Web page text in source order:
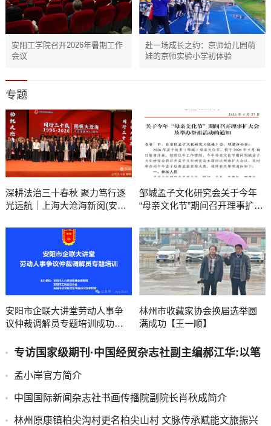
安阳工学院召开2026年暑期工作
会议
赴一场成长之约：京师幼儿园萌
娃的京师实验小学初体验
专题
深耕法治三十春秋 聚力笃行逐
光远航｜上海大沧海新闵(安阳)
邹城孟子文化研究会关于今年
“母亲文化节”期间召开理事扩大
安阳市企联大讲堂劳动人事争
议仲裁调解员专题培训成功举
林州市收藏家协会换届选举圆
满成功【王一顺】
专访国家级期刊·中国经贸杂志社副主编郝江华:以笔
抒爱，以心筑康，助力中国心理学
孟小岸官方简介
中国国际新闻杂志社书画传播院副院长肖秋成简介
林州原康镇柏尖沟村更名柏尖山村 文脉传承赋能文旅振兴